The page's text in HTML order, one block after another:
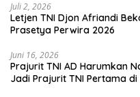
Juli 2, 2026
Letjen TNI Djon Afriandi
Prasetya Perwira 2026
Juni 16, 2026
Prajurit TNI AD Harumkan
Jadi Prajurit TNI Pertama